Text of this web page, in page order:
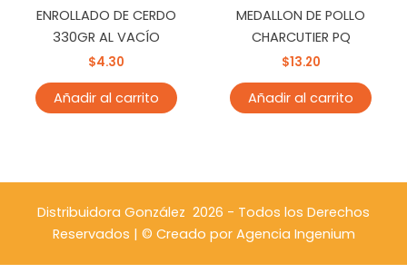
ENROLLADO DE CERDO
330GR AL VACÍO
$4.30
Añadir al carrito
MEDALLON DE POLLO
CHARCUTIER PQ
$13.20
Añadir al carrito
Distribuidora González 2026 - Todos los Derechos
Reservados | © Creado por Agencia Ingenium